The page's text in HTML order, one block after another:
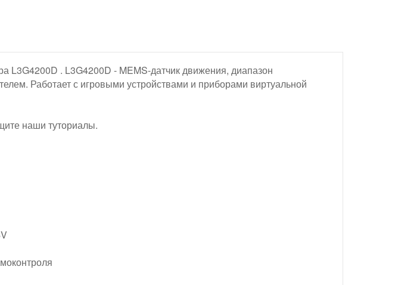
L3G4200D . L3G4200D - MEMS-датчик движения, диапазон
Работает с игровыми устройствами и приборами виртуальной
наши туториалы.